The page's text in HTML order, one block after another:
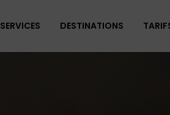
SERVICES DESTINATIONS